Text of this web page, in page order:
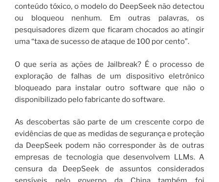
conteúdo tóxico, o modelo do DeepSeek não detectou
ou bloqueou nenhum. Em outras palavras, os
pesquisadores dizem que ficaram chocados ao atingir
uma “taxa de sucesso de ataque de 100 por cento”.
O que seria as ações de Jailbreak? É o processo de
exploração de falhas de um dispositivo eletrônico
bloqueado para instalar outro software que não o
disponibilizado pelo fabricante do software.
As descobertas são parte de um crescente corpo de
evidências de que as medidas de segurança e proteção
da DeepSeek podem não corresponder às de outras
empresas de tecnologia que desenvolvem LLMs. A
censura da DeepSeek de assuntos considerados